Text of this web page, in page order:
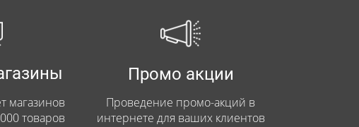
магазинов
товаров
Промо акции
Проведение промо-акций в
интернете для ваших клиентов